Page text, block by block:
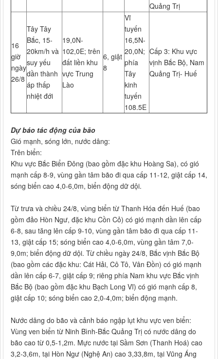
Quảng Trị
16
giờ
ngày
26/8
Tây Tây
Bắc, 15­
20km/h và
suy yếu
dần thành
áp thấp
nhiệt đới
19,0N-
102,0E; trên
đất liền khu
vực Trung
Lào
6, giật
8
Vĩ
tuyến
16,5N-
20,0N;
phía
Tây
kinh
tuyến
108.5E
Cấp 3: Khu vực
vịnh Bắc Bộ, Nam
Quảng Trị- Huế
Dự báo tác động của bão
Gió mạnh, sóng lớn, nước dâng:
Trên biển:
Khu vực Bắc Biển Đông (bao gồm đặc khu Hoàng Sa), có gió
mạnh cấp 8-9, vùng gần tâm bão đi qua cấp 11-12, giật cấp 14,
sóng biển cao 4,0-6,0m, biển động dữ dội.
Từ trưa và chiều 24/8, vùng biển từ Thanh Hóa đến Huế (bao
gồm đảo Hòn Ngư, đặc khu Cồn Cỏ) có gió mạnh dần lên cấp
6-8, sau tăng lên cấp 9-10, vùng gần tâm bão đi qua cấp 11-
13, giật cấp 15; sóng biển cao 4,0-6,0m, vùng gần tâm 7,0-
9,0m; biển động dữ dội. Từ chiều ngày 24/8, Bắc vịnh Bắc Bộ
(bao gồm các đặc khu: Cát Hải, Cô Tô, Vân Đồn) có gió mạnh
dần lên cấp 6-7, giật cấp 9; riêng phía Nam khu vực Bắc vịnh
Bắc Bộ (bao gồm đặc khu Bạch Long Vĩ) có gió mạnh cấp 8,
giật cấp 10; sóng biển cao 2,0-4,0m; biển động mạnh.
Nước dâng do bão và cảnh báo ngập lụt khu vực ven biển:
Vùng ven biển từ Ninh Bình-Bắc Quảng Trị có nước dâng do
bão cao từ 0,5-1,2m. Mực nước tại Sầm Sơn (Thanh Hoá) cao
3,2-3,6m, tại Hòn Ngư (Nghệ An) cao 3,3­3,8m, tại Vũng Áng